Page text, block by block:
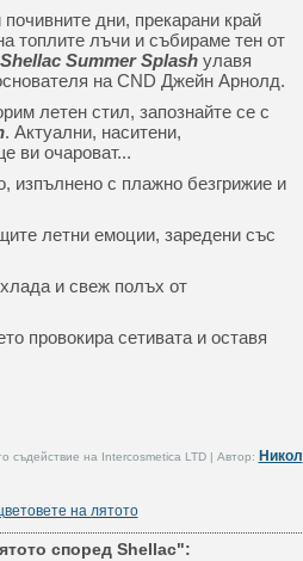
дни, прекарани край
топлите лъчи и събираме тен от
Summer Splashулавя
на CND Джейн Арнолд.
летен стил, запознайте се с
. Актуални, наситени,
ви очароват...
изпълнено с плажно безгрижие и
летни емоции, заредени със
и свеж полъх от
провокира сетивата и оставя
съдействие на Intercosmetica LTD | Автор: Никол
на лятото
според Shellac":